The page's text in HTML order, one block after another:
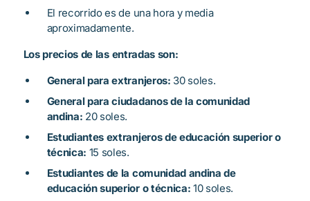
El recorrido es de una hora y media
aproximadamente.
Los precios de las entradas son:
General para extranjeros: 30 soles.
General para ciudadanos de la comunidad
andina: 20 soles.
Estudiantes extranjeros de educación superior o
técnica: 15 soles.
Estudiantes de la comunidad andina de
educación superior o técnica: 10 soles.